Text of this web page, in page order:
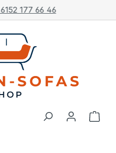
ab 1.000€**